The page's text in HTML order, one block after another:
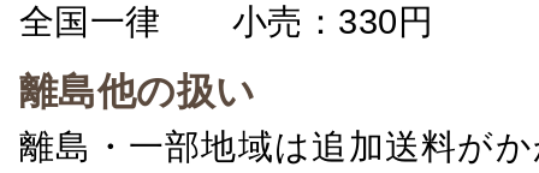
全国一律 小売：330円 卸
離島他の扱い
離島・一部地域は追加送料が